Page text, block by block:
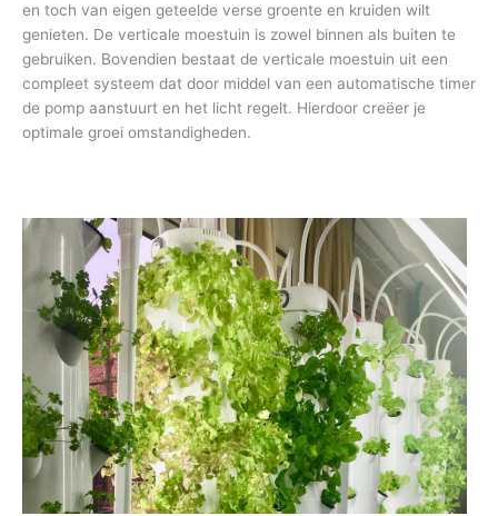
en toch van eigen geteelde verse groente en kruiden wilt
genieten. De verticale moestuin is zowel binnen als buiten te
gebruiken. Bovendien bestaat de verticale moestuin uit een
compleet systeem dat door middel van een automatische timer
de pomp aanstuurt en het licht regelt. Hierdoor creëer je
optimale groei omstandigheden.